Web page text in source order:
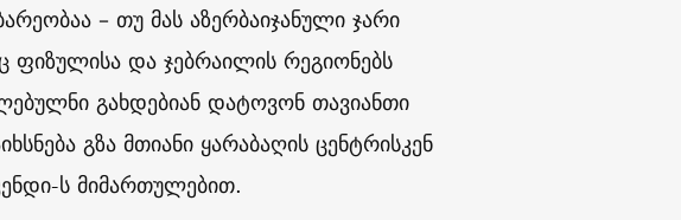
– თუ მას აზერბაიჯანული ჯარი
და ჯებრაილის რეგიონებს
გახდებიან დატოვონ თავიანთი
გზა მთიანი ყარაბაღის ცენტრისკენ
ს მიმართულებით.